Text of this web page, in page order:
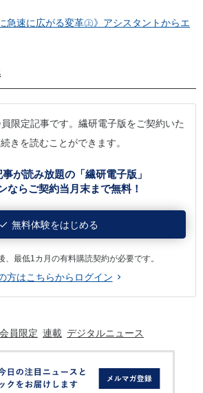
急速に広がる変革㊤》アシスタントからエ
限定記事です。繊研電子版をご契約いた
きを読むことができます。
が読み放題の「繊研電子版」
ならご契約当月末まで無料！
無料体験をはじめる
最低1カ月の有料購読契約が必要です。
方はこちらからログイン
員限定 連載 デジタルニュース